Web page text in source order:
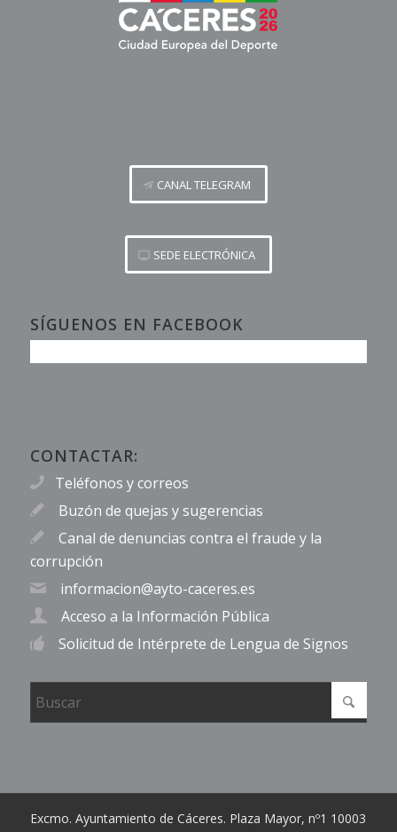
CANAL TELEGRAM
SEDE ELECTRÓNICA
SÍGUENOS EN FACEBOOK
CONTACTAR:
Teléfonos y correos
Buzón de quejas y sugerencias
Canal de denuncias contra el fraude y la
corrupción
informacion@ayto-caceres.es
Acceso a la Información Pública
Solicitud de Intérprete de Lengua de Signos
Excmo. Ayuntamiento de Cáceres. Plaza Mayor, nº1 10003